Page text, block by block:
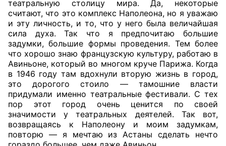
театральную столицу мира. Да, некоторые
считают, что это комплекс Наполеона, но я уважаю
и эту личность, и то, что у него была величайшая
сила духа. Так что я предпочитаю большие
задумки, большие формы проведения. Тем более
что хорошо знаю французскую культуру, работаю в
Авиньоне, который во многом круче Парижа. Когда
в 1946 году там вдохнули вторую жизнь в город,
это дорогого стоило — тамошние власти
придумали именно театральные фестивали. С тех
пор этот город очень ценится по своей
значимости у театральных деятелей. Так вот,
возвращаясь к Наполеону и моим задумкам,
повторю — я мечтаю из Астаны сделать нечто